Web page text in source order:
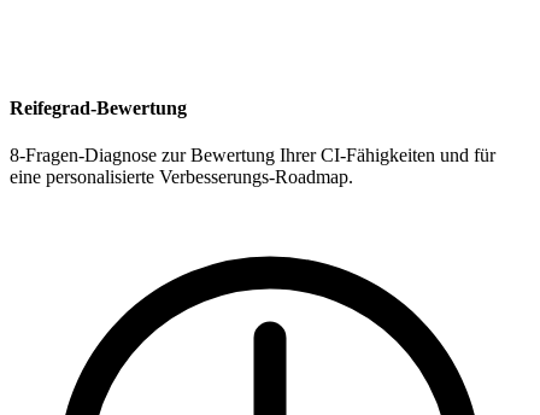
Reifegrad-Bewertung
8-Fragen-Diagnose zur Bewertung Ihrer CI-Fähigkeiten und für
eine personalisierte Verbesserungs-Roadmap.